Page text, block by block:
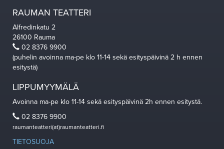
RAUMAN TEATTERI
Alfredinkatu 2
26100 Rauma
02 8376 9900
(puhelin avoinna ma-pe klo 11-14 sekä esityspäivinä 2 h ennen
esitystä)
LIPPUMYYMÄLÄ
Avoinna ma-pe klo 11-14 sekä esityspäivinä 2h ennen esitystä.
02 8376 9900
raumanteatteri(at)raumanteatteri.fi
TIETOSUOJA